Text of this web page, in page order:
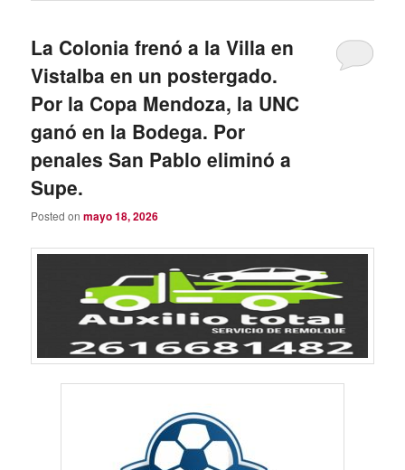
La Colonia frenó a la Villa en
Vistalba en un postergado.
Por la Copa Mendoza, la UNC
ganó en la Bodega. Por
penales San Pablo eliminó a
Supe.
Posted onmayo 18, 2026